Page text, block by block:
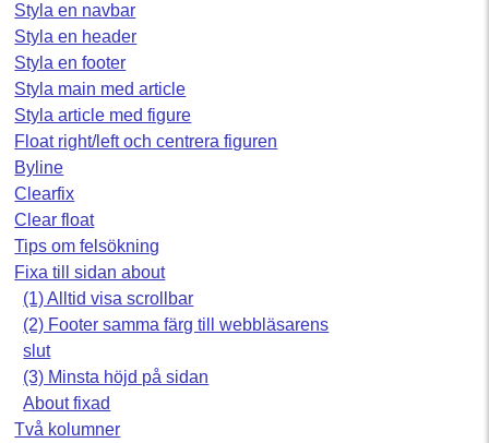
Styla en navbar
Styla en header
Styla en footer
Styla main med article
Styla article med figure
Float right/left och centrera figuren
Byline
Clearfix
Clear float
Tips om felsökning
Fixa till sidan about
(1) Alltid visa scrollbar
(2) Footer samma färg till webbläsarens
slut
(3) Minsta höjd på sidan
About fixad
Två kolumner